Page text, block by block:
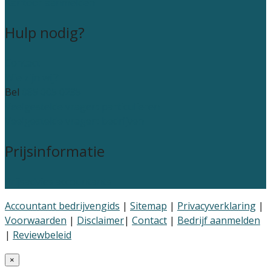
Hulp nodig?
Bel
Prijsinformatie
Accountant bedrijvengids | Sitemap | Privacyverklaring |
Voorwaarden | Disclaimer| Contact | Bedrijf aanmelden
| Reviewbeleid
×